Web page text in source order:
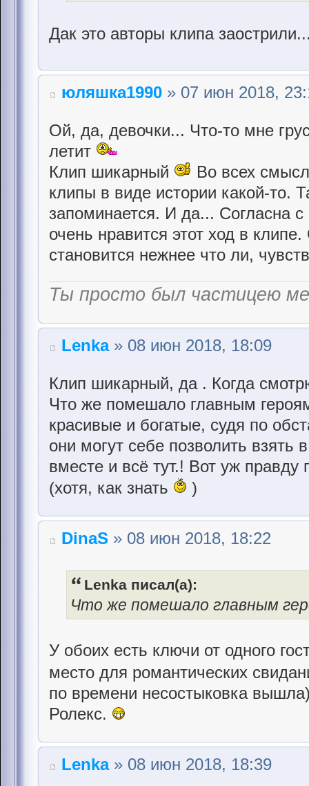
Дак это авторы клипа
юляшка1990 » 07 июн 2018,
Ой, да, девочки... Что-то мне
летит
Клип шикарный
Во всех
клипы в виде истории какой-то.
запоминается. И да... Согласна
очень нравится этот ход в
становится нежнее что ли,
Ты просто был частицею
Lenka» 08 июн 2018, 18:09
Клип шикарный, да . Когда
Что же помешало главным
красивые и богатые, судя по
они могут себе позволить взять
вместе и всё тут.! Вот уж правду
(хотя, как знать
)
DinaS » 08 июн 2018, 18:22
Lenka писал(а):
Что же помешало главным
У обоих есть ключи от одного
место для романтических
по времени несостыковка
Ролекс.
Lenka» 08 июн 2018, 18:39